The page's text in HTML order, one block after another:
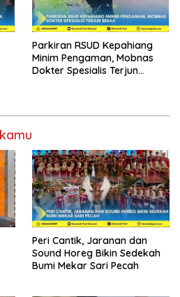
Parkiran RSUD Kepahiang
Minim Pengaman, Mobnas
Dokter Spesialis Terjun
Peri Cantik, Jaranan dan
Sound Horeg Bikin Sedekah
Bumi Mekar Sari Pecah